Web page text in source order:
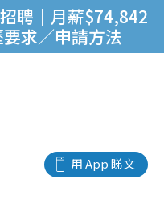
聘｜月薪$74,842
求／申請方法
用 App 睇文